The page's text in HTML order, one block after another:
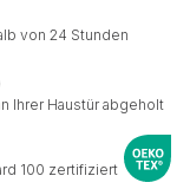
von 24 Stunden
Ihrer Haustür abgeholt
100 zertifiziert